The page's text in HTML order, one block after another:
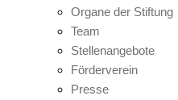
Organe der Stiftung
Team
Stellenangebote
Förderverein
Presse